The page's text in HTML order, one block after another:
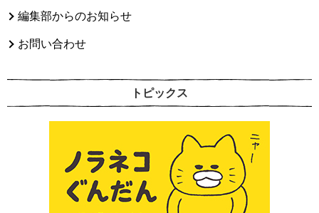
編集部からのお知らせ
お問い合わせ
トピックス